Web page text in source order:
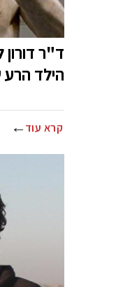
ד"ר דורון
הילד
קרא עוד